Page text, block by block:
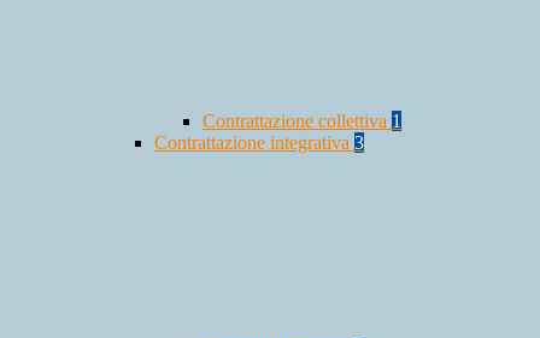
Contrattazione collettiva 1
Contrattazione integrativa 3